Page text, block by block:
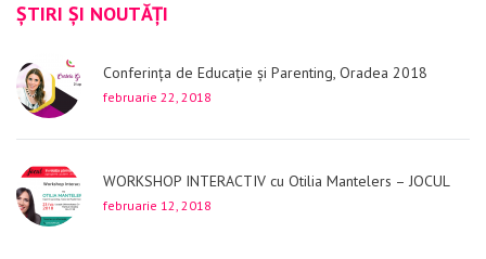
ȘTIRI ȘI NOUTĂȚI
Conferința de Educație și Parenting, Oradea 2018
februarie 22, 2018
WORKSHOP INTERACTIV cu Otilia Mantelers – JOCUL
februarie 12, 2018